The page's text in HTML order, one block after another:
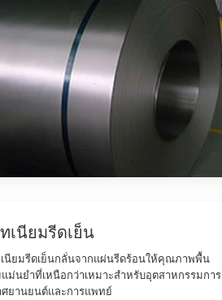
เนียมรีดเย็น
นียมรีดเย็นกลั่นจากแผ่นรีดร้อนให้คุณภาพพื้น
ม่นยําที่เหนือกว่าเหมาะสําหรับอุตสาหกรรมการ
ยานยนต์และการแพทย์